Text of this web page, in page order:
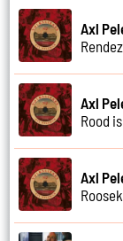
Axl
Axl
Rood
Axl